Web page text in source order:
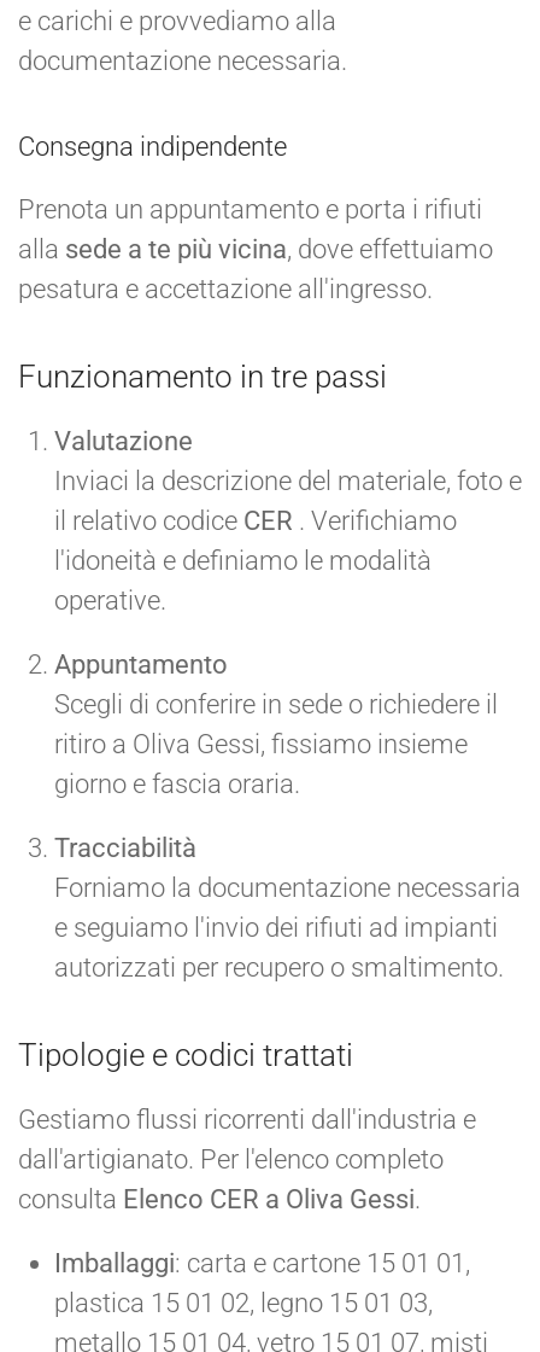
e carichi e provvediamo alla
documentazione necessaria.
Consegna indipendente
Prenota un appuntamento e porta i rifiuti
alla sede a te più vicina, dove effettuiamo
pesatura e accettazione all'ingresso.
Funzionamento in tre passi
Valutazione
Inviaci la descrizione del materiale, foto e
il relativo codice CER . Verifichiamo
l'idoneità e definiamo le modalità
operative.
Appuntamento
Scegli di conferire in sede o richiedere il
ritiro a Oliva Gessi, fissiamo insieme
giorno e fascia oraria.
Tracciabilità
Forniamo la documentazione necessaria
e seguiamo l'invio dei rifiuti ad impianti
autorizzati per recupero o smaltimento.
Tipologie e codici trattati
Gestiamo flussi ricorrenti dall'industria e
dall'artigianato. Per l'elenco completo
consulta Elenco CER a Oliva Gessi.
Imballaggi: carta e cartone 15 01 01,
plastica 15 01 02, legno 15 01 03,
metallo 15 01 04, vetro 15 01 07, misti